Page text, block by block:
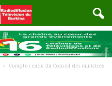
Compte rendu du Conseil des ministres